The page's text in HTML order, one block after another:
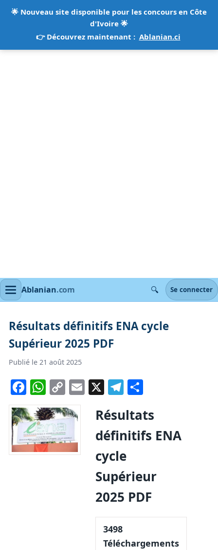
🌟 Nouveau site disponible pour les concours en Côte
d'Ivoire 🌟
👉 Découvrez maintenant : Ablanian.ci
Ablanian.com 🔍 Se connecter
Résultats définitifs ENA cycle
Supérieur 2025 PDF
Publié le 21 août 2025
Facebook
WhatsApp
Copy
Link
Email
X Telegram
Partager
Résultats
définitifs ENA
cycle
Supérieur
2025 PDF
3498
Téléchargements